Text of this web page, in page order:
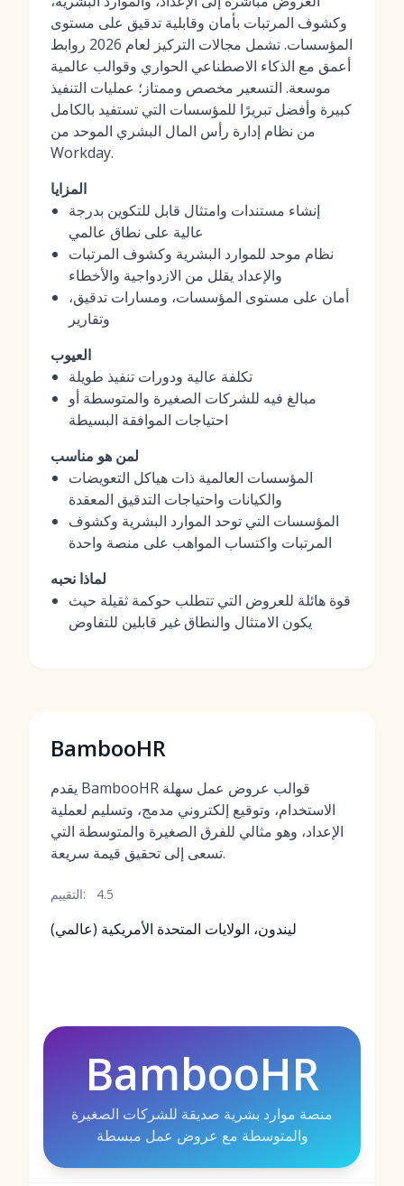
وكشوف المرتبات بأمان وقابلية تدقيق على مستوى
المؤسسات. تشمل مجالات التركيز لعام 2026 روابط
أعمق مع الذكاء الاصطناعي الحواري وقوالب عالمية
موسعة. التسعير مخصص وممتاز؛ عمليات التنفيذ
كبيرة وأفضل تبريرًا للمؤسسات التي تستفيد بالكامل
من نظام إدارة رأس المال البشري الموحد من
Workday.
المزايا
إنشاء مستندات وامتثال قابل للتكوين بدرجة
عالية على نطاق عالمي
نظام موحد للموارد البشرية وكشوف المرتبات
والإعداد يقلل من الازدواجية والأخطاء
أمان على مستوى المؤسسات، ومسارات تدقيق،
وتقارير
العيوب
تكلفة عالية ودورات تنفيذ طويلة
مبالغ فيه للشركات الصغيرة والمتوسطة أو
احتياجات الموافقة البسيطة
لمن هو مناسب
المؤسسات العالمية ذات هياكل التعويضات
والكيانات واحتياجات التدقيق المعقدة
المؤسسات التي توحد الموارد البشرية وكشوف
المرتبات واكتساب المواهب على منصة واحدة
لماذا نحبه
قوة هائلة للعروض التي تتطلب حوكمة ثقيلة حيث
يكون الامتثال والنطاق غير قابلين للتفاوض
BambooHR
يقدم BambooHR قوالب عروض عمل سهلة
الاستخدام، وتوقيع إلكتروني مدمج، وتسليم لعملية
الإعداد، وهو مثالي للفرق الصغيرة والمتوسطة التي
تسعى إلى تحقيق قيمة سريعة.
التقييم: 4.5
ليندون، الولايات المتحدة الأمريكية (عالمي)
BambooHR
منصة موارد بشرية صديقة للشركات الصغيرة
والمتوسطة مع عروض عمل مبسطة